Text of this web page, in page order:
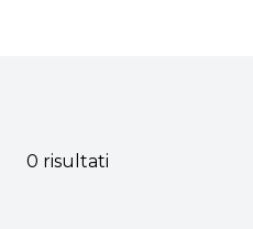
0 risultati